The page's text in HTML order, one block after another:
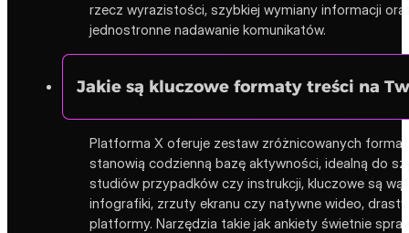
rzecz wyrazistości, szybkiej wymiany informacji
jednostronne nadawanie komunikatów.
Jakie są kluczowe formaty treści na
Platforma X oferuje zestaw zróżnicowanych
stanowią codzienną bazę aktywności, idealną do
studiów przypadków czy instrukcji, kluczowe są
infografiki, zrzuty ekranu czy natywne wideo,
platformy. Narzędzia takie jak ankiety świetnie